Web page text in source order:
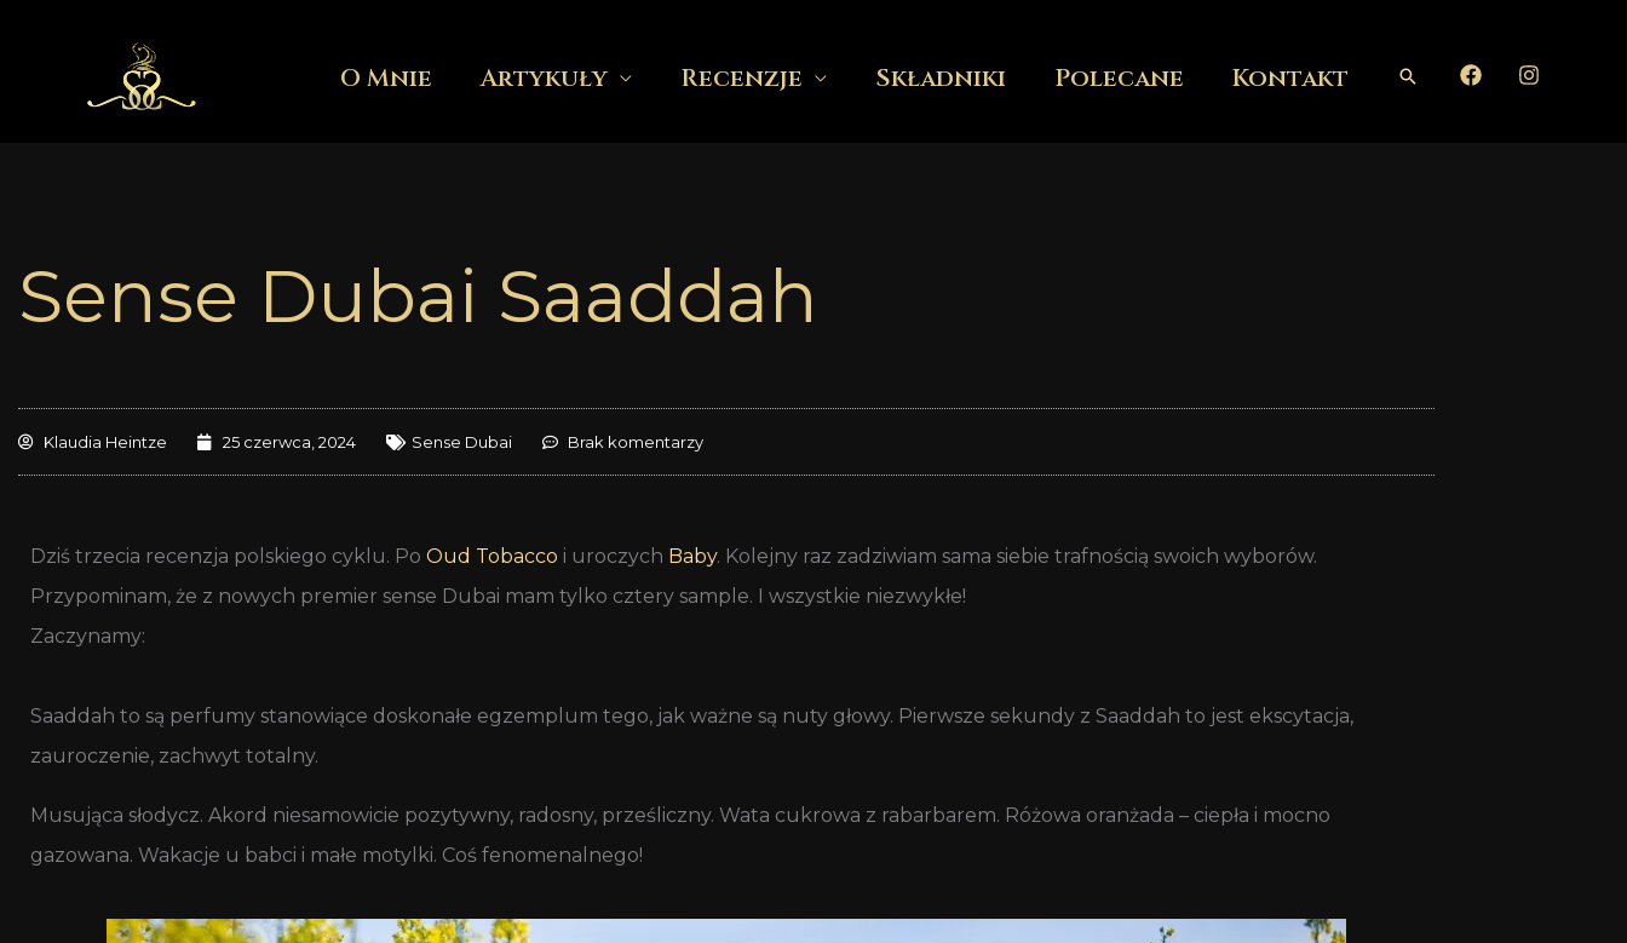
O Mnie Artykuły Recenzje Składniki Polecane Kontakt Szukaj
Sense Dubai Saaddah
Klaudia Heintze 25 czerwca, 2024 Sense Dubai Brak komentarzy
Dziś trzecia recenzja polskiego cyklu. Po Oud Tobacco i uroczych Baby. Kolejny raz zadziwiam sama siebie trafnością swoich wyborów.
Przypominam, że z nowych premier sense Dubai mam tylko cztery sample. I wszystkie niezwykłe!
Zaczynamy:
Saaddah to są perfumy stanowiące doskonałe egzemplum tego, jak ważne są nuty głowy. Pierwsze sekundy z Saaddah to jest ekscytacja,
zauroczenie, zachwyt totalny.
Musująca słodycz. Akord niesamowicie pozytywny, radosny, prześliczny. Wata cukrowa z rabarbarem. Różowa oranżada – ciepła i mocno
gazowana. Wakacje u babci i małe motylki. Coś fenomenalnego!